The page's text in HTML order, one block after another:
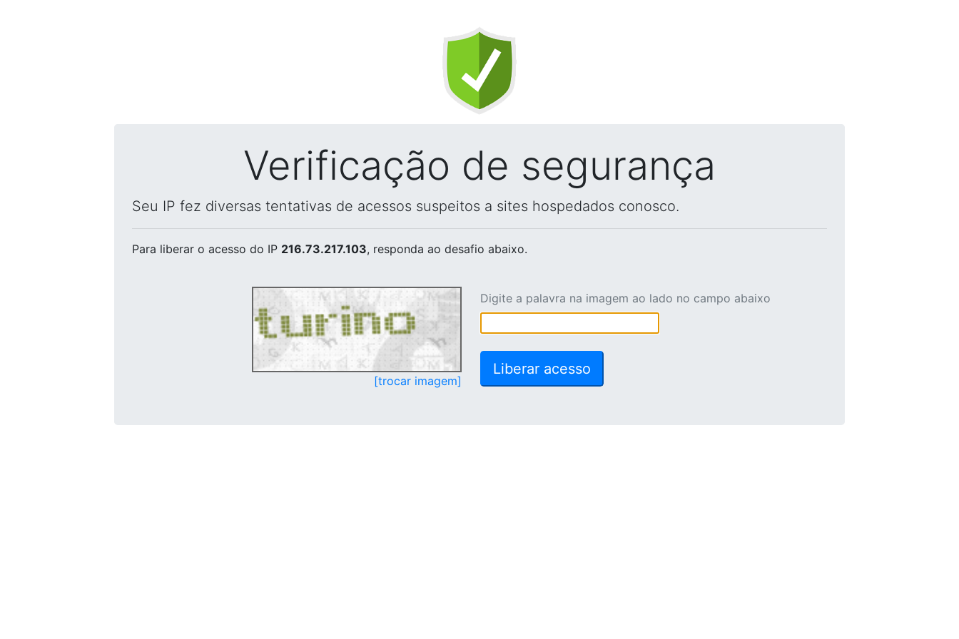
Verificação de segurança
Seu IP fez diversas tentativas de acessos suspeitos a sites hospedados conosco.
Para liberar o acesso do IP 216.73.217.103, responda ao desafio abaixo.
[trocar imagem]
Digite a palavra na imagem ao lado no campo abaixo